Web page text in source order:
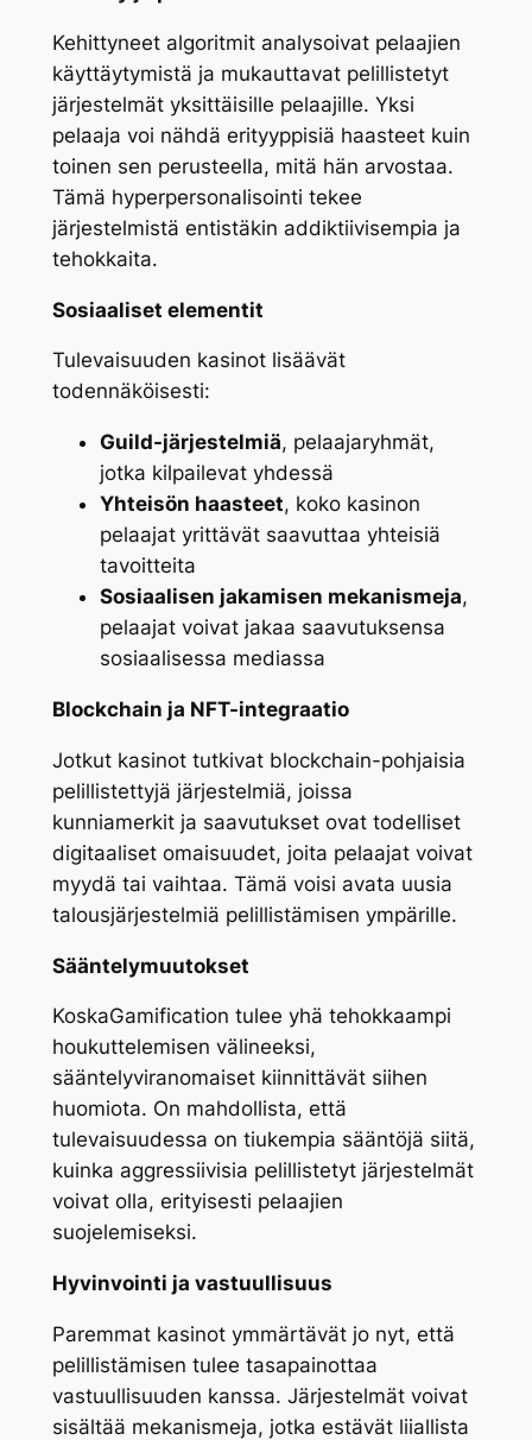
Kehittyneet algoritmit analysoivat pelaajien
käyttäytymistä ja mukauttavat pelillistetyt
järjestelmät yksittäisille pelaajille. Yksi
pelaaja voi nähdä erityyppisiä haasteet kuin
toinen sen perusteella, mitä hän arvostaa.
Tämä hyperpersonalisointi tekee
järjestelmistä entistäkin addiktiivisempia ja
tehokkaita.
Sosiaaliset elementit
Tulevaisuuden kasinot lisäävät
todennäköisesti:
Guild-järjestelmiä, pelaajaryhmät,
jotka kilpailevat yhdessä
Yhteisön haasteet, koko kasinon
pelaajat yrittävät saavuttaa yhteisiä
tavoitteita
Sosiaalisen jakamisen mekanismeja,
pelaajat voivat jakaa saavutuksensa
sosiaalisessa mediassa
Blockchain ja NFT-integraatio
Jotkut kasinot tutkivat blockchain-pohjaisia
pelillistettyjä järjestelmiä, joissa
kunniamerkit ja saavutukset ovat todelliset
digitaaliset omaisuudet, joita pelaajat voivat
myydä tai vaihtaa. Tämä voisi avata uusia
talousjärjestelmiä pelillistämisen ympärille.
Sääntelymuutokset
KoskaGamification tulee yhä tehokkaampi
houkuttelemisen välineeksi,
sääntelyviranomaiset kiinnittävät siihen
huomiota. On mahdollista, että
tulevaisuudessa on tiukempia sääntöjä siitä,
kuinka aggressiivisia pelillistetyt järjestelmät
voivat olla, erityisesti pelaajien
suojelemiseksi.
Hyvinvointi ja vastuullisuus
Paremmat kasinot ymmärtävät jo nyt, että
pelillistämisen tulee tasapainottaa
vastuullisuuden kanssa. Järjestelmät voivat
sisältää mekanismeja, jotka estävät liiallista